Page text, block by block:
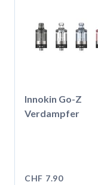
Innokin Go-Z
Verdampfer
CHF 7.90